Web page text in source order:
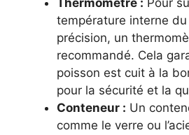
température interne
précision, un
recommandé. Cela
poisson est cuit à la
pour la sécurité et la
Conteneur : Un
comme le verre ou